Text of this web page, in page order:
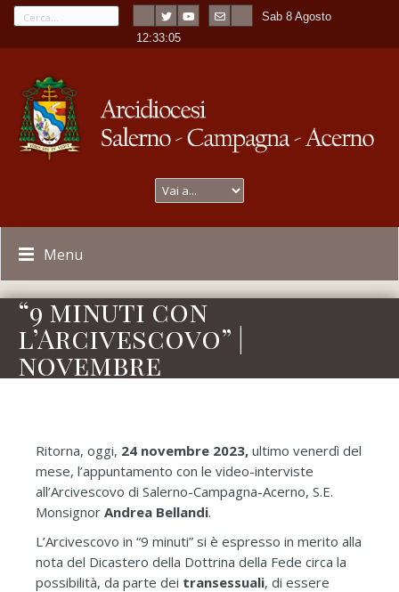
Sab 8 Agosto
12:33:05
Menu
“9 minuti con
l’Arcivescovo” |
novembre
Ritorna, oggi, 24 novembre 2023, ultimo venerdì del
mese, l’appuntamento con le video-interviste
all’Arcivescovo di Salerno-Campagna-Acerno, S.E.
Monsignor Andrea Bellandi.
L’Arcivescovo in “9 minuti” si è espresso in merito alla
nota del Dicastero della Dottrina della Fede circa la
possibilità, da parte dei transessuali, di essere